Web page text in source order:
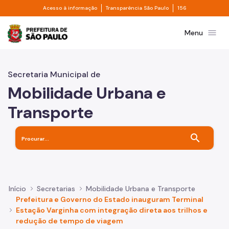
Pular para o Conteúdo principal
Acesso à informação Divisor de acesso à informação
Transparência São Paulo Divisor de
156
Prefeitura de São PauloMenu menu
Secretaria Municipal de
Mobilidade Urbana e
Transporte
search
Início Secretarias
Mobilidade Urbana e Transporte
Prefeitura e Governo do Estado inauguram Terminal
Estação Varginha com integração direta aos trilhos e
redução de tempo de viagem